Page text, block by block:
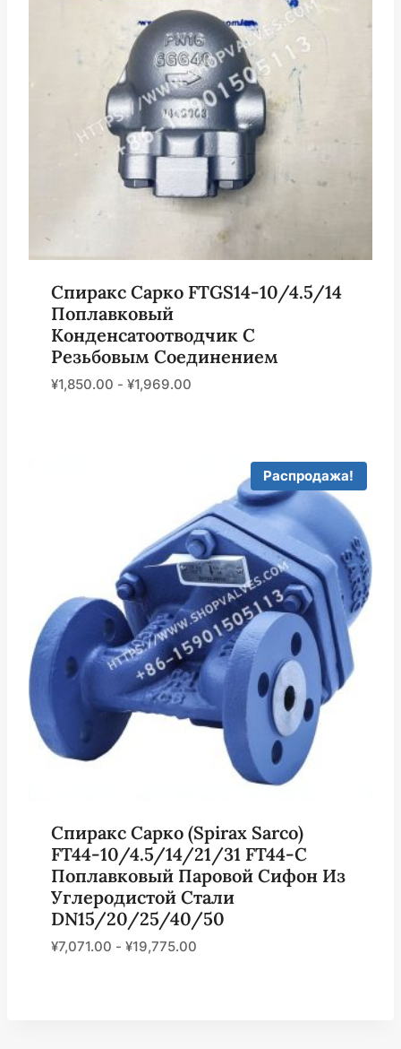
Спиракс Сарко FTGS14-10/4.5/14
Поплавковый
Конденсатоотводчик С
Резьбовым Соединением
¥1,850.00 - ¥1,969.00
Распродажа!
Спиракс Сарко (Spirax Sarco)
FT44-10/4.5/14/21/31 FT44-C
Поплавковый Паровой Сифон Из
Углеродистой Стали
DN15/20/25/40/50
¥7,071.00 - ¥19,775.00